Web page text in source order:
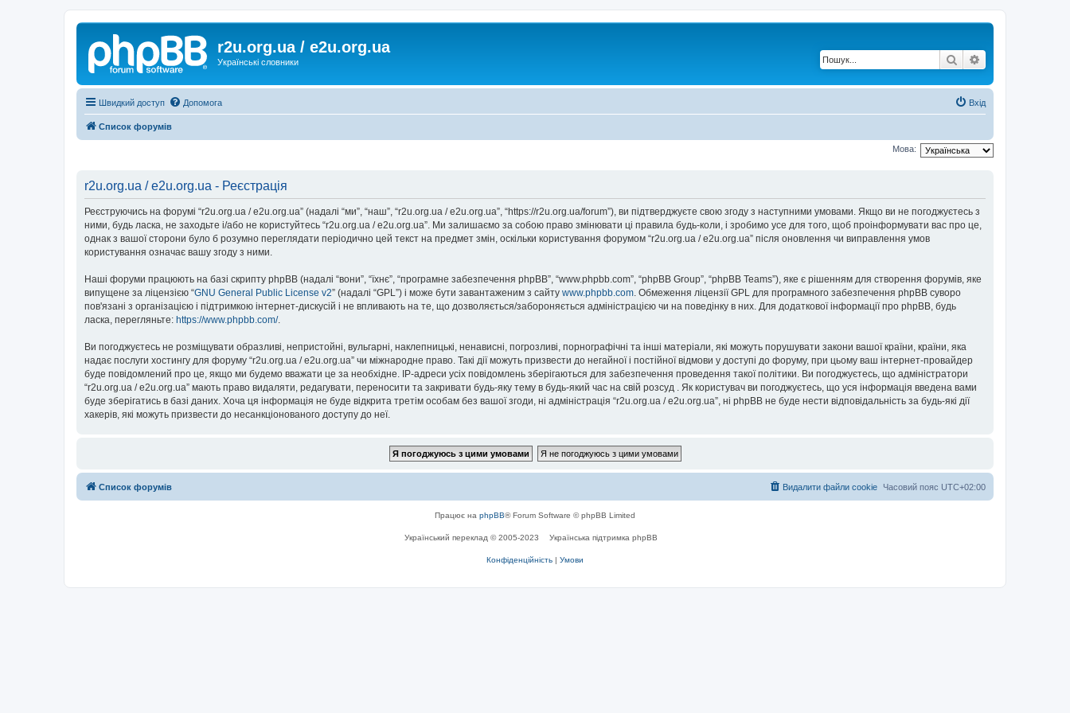
r2u.org.ua / e2u.org.ua
Українські словники Пошук
Швидкий доступ Допомога Вхід
Список форумів
Мова:
r2u.org.ua / e2u.org.ua - Реєстрація
Реєструючись на форумі “r2u.org.ua / e2u.org.ua” (надалі “ми”, “наш”, “r2u.org.ua / e2u.org.ua”, “https://r2u.org.ua/forum”), ви підтверджуєте свою згоду з наступними умовами. Якщо ви не погоджуєтесь з
ними, будь ласка, не заходьте і/або не користуйтесь “r2u.org.ua / e2u.org.ua”. Ми залишаємо за собою право змінювати ці правила будь-коли, і зробимо усе для того, щоб проінформувати вас про це,
однак з вашої сторони було б розумно переглядати періодично цей текст на предмет змін, оскільки користування форумом “r2u.org.ua / e2u.org.ua” після оновлення чи виправлення умов
користування означає вашу згоду з ними.
Наші форуми працюють на базі скрипту phpBB (надалі “вони”, “їхнє”, “програмне забезпечення phpBB”, “www.phpbb.com”, “phpBB Group”, “phpBB Teams”), яке є рішенням для створення форумів, яке
випущене за ліцензією “GNU General Public License v2” (надалі “GPL”) і може бути завантаженим з сайту www.phpbb.com. Обмеження ліцензії GPL для програмного забезпечення phpBB суворо
пов'язані з організацією і підтримкою інтернет-дискусій і не впливають на те, що дозволяється/забороняється адміністрацією чи на поведінку в них. Для додаткової інформації про phpBB, будь
ласка, перегляньте: https://www.phpbb.com/.
Ви погоджуєтесь не розміщувати образливі, непристойні, вульгарні, наклепницькі, ненависні, погрозливі, порнографічні та інші матеріали, які можуть порушувати закони вашої країни, країни, яка
надає послуги хостингу для форуму “r2u.org.ua / e2u.org.ua” чи міжнародне право. Такі дії можуть призвести до негайної і постійної відмови у доступі до форуму, при цьому ваш інтернет-провайдер
буде повідомлений про це, якщо ми будемо вважати це за необхідне. IP-адреси усіх повідомлень зберігаються для забезпечення проведення такої політики. Ви погоджуєтесь, що адміністратори
“r2u.org.ua / e2u.org.ua” мають право видаляти, редагувати, переносити та закривати будь-яку тему в будь-який час на свій розсуд . Як користувач ви погоджуєтесь, що уся інформація введена вами
буде зберігатись в базі даних. Хоча ця інформація не буде відкрита третім особам без вашої згоди, ні адміністрація “r2u.org.ua / e2u.org.ua”, ні phpBB не буде нести відповідальність за будь-які дії
хакерів, які можуть призвести до несанкціонованого доступу до неї.
Список форумів Часовий пояс UTC+02:00
Видалити файли cookie
Працює на phpBB® Forum Software © phpBB Limited
Український переклад © 2005-2023 Українська підтримка phpBB
Конфіденційність | Умови